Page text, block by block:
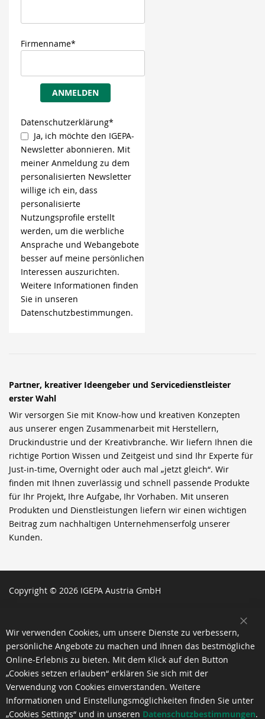
Firmenname*
ANMELDEN
Datenschutzerklärung*
Ja, ich möchte den IGEPA-
Newsletter abonnieren. Mit
meiner Anmeldung zu dem
personalisierten Newsletter
willige ich ein, dass
personalisierte
Nutzungsprofile erstellt
werden, um die werbliche
Ansprache und Webangebote
besser auf meine persönlichen
Interessen auszurichten.
Weitere Informationen finden
Sie in unseren
Datenschutzbestimmungen.
Partner, kreativer Ideengeber und Servicedienstleister
erster Wahl
Wir versorgen Sie mit Know-how und kreativen Konzepten
aus unserer engen Zusammenarbeit mit Herstellern,
Druckindustrie und der Kreativbranche. Wir liefern Ihnen die
richtige Portion Wissen und Zeitgeist und sind Ihr Experte für
Just-in-time, Overnight oder auch mal „jetzt gleich“. Wir
finden mit Ihnen zuverlässig und schnell passende Produkte
für Ihr Projekt, Ihre Aufgabe, Ihr Vorhaben. Mit unseren
Produkten und Dienstleistungen liefern wir einen wichtigen
Beitrag zum nachhaltigen Unternehmenserfolg unserer
Kunden.
Copyright © 2026 IGEPA Austria GmbH
Wir verwenden Cookies, um unsere Dienste zu verbessern,
persönliche Angebote zu machen und Ihnen das bestmögliche
Online-Erlebnis zu bieten. Mit dem Klick auf den Button
„Cookies setzen erlauben“ erklären Sie sich mit der
Verwendung von Cookies einverstanden. Weitere
Informationen und Einstellungsmöglichkeiten finden Sie unter
„Cookies Settings“ und in unseren Datenschutzbestimmungen.